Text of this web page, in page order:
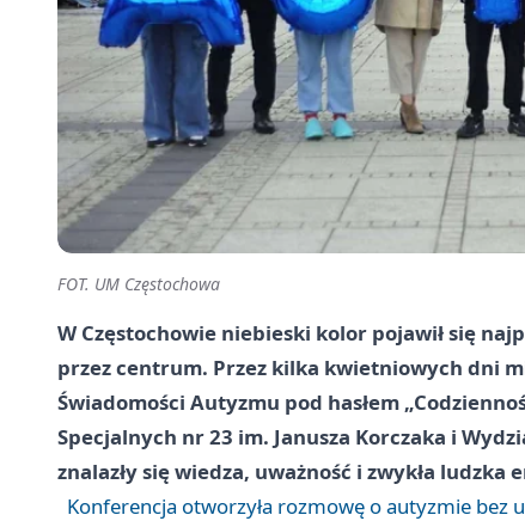
FOT. UM Częstochowa
W Częstochowie niebieski kolor pojawił się
przez centrum. Przez kilka kwietniowych dni
Świadomości Autyzmu pod hasłem
Specjalnych nr 23 im. Janusza Korczaka i
znalazły się wiedza, uważność i zwykła ludzka
Konferencja otworzyła rozmowę o autyzmie bez